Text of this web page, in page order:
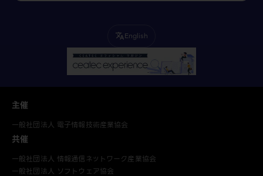
translateEnglish
主催
一般社団法人 電子情報技術産業協会
共催
一般社団法人 情報通信ネットワーク産業協会
一般社団法人 ソフトウェア協会